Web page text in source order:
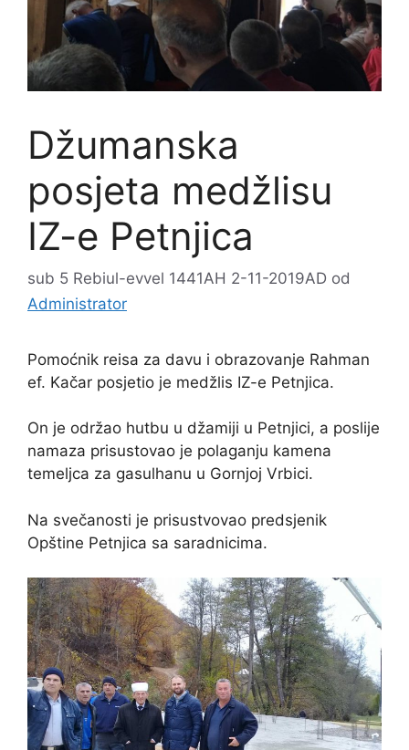
Džumanska
posjeta medžlisu
IZ-e Petnjica
sub 5 Rebiul-evvel 1441AH 2-11-2019AD od
Administrator
Pomoćnik reisa za davu i obrazovanje Rahman
ef. Kačar posjetio je medžlis IZ-e Petnjica.
On je održao hutbu u džamiji u Petnjici, a poslije
namaza prisustovao je polaganju kamena
temeljca za gasulhanu u Gornjoj Vrbici.
Na svečanosti je prisustvovao predsjenik
Opštine Petnjica sa saradnicima.